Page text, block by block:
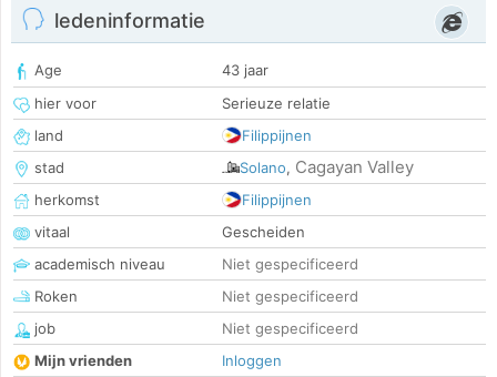
ledeninformatie
Age
43 jaar
hier voor
Serieuze relatie
land
Filippijnen
stad
Solano, Cagayan Valley
herkomst
Filippijnen
vitaal
Gescheiden
academisch niveau
Niet gespecificeerd
Roken
Niet gespecificeerd
job
Niet gespecificeerd
Mijn vrienden
Inloggen